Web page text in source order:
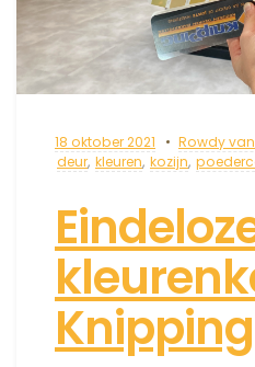
18 oktober 2021 Rowdy
deur, kleuren, kozijn,
Knipping